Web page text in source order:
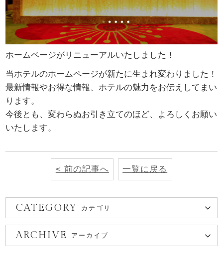
ホームページがリニューアルいたしました！
当ホテルのホームページが新たに生まれ変わりました！
最新情報やお得な情報、ホテルの魅力をお伝えしてまい
ります。
今後とも、変わらぬお引き立てのほど、よろしくお願い
いたします。
< 前の記事へ 一覧に戻る
CATEGORY カテゴリ
ARCHIVE アーカイブ